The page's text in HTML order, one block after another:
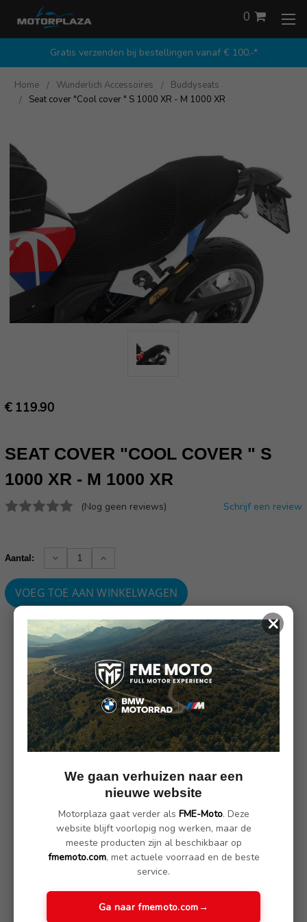
Gratis verzenden bij bestellingen vanaf € 100,-*
0
Home Wunderlich Accessoires
Buddyseats
Seat cover "Cool cover " S 1000 XR - M 1000 XR
€ 119.90
SEAT COVER "COOL COVER " S
1000 XR - M 1000 XR
(Nog geen reviews) Schrijf een review
voorraad:
Aantal:
Verhoog
Verlaag
SKU: 42721-125
Omschrijving (Nog geen reviews)
Omschrijving
Dankzij de driedimensionale constructie en een dikte van acht
Zelfs onder zware belasting blijft dit effect behouden: niet
alleen is de luchtcirculatie gewaarborgd, maar het zadel blijft
Ook warmt de Cool Cover niet op in de zon.
Een extra voordeel: het zorgt voor een masserend effect, wat
de vermoeidheidssymptomen vermindert.
×
We gaan verhuizen naar een
nieuwe website
Motorplaza gaat verder als FME-Moto. Deze
website blijft voorlopig nog werken, maar de
meeste producten zijn al beschikbaar op
fmemoto.com, met actuele voorraad en de beste
service.
Ga naar fmemoto.com→